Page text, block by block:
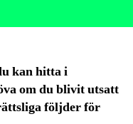
kan hitta i
om du blivit utsatt
följder för